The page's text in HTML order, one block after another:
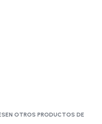
OTROS PRODUCTOS DE